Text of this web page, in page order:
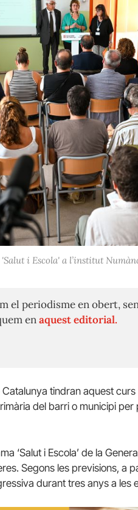
i Escola' a l’institut
el periodisme en obert,
enaquest editorial.
tindran aquest
del barri o municipi
‘Salut i Escola’ de la
Segons les previsions, a
durant tres anys a les